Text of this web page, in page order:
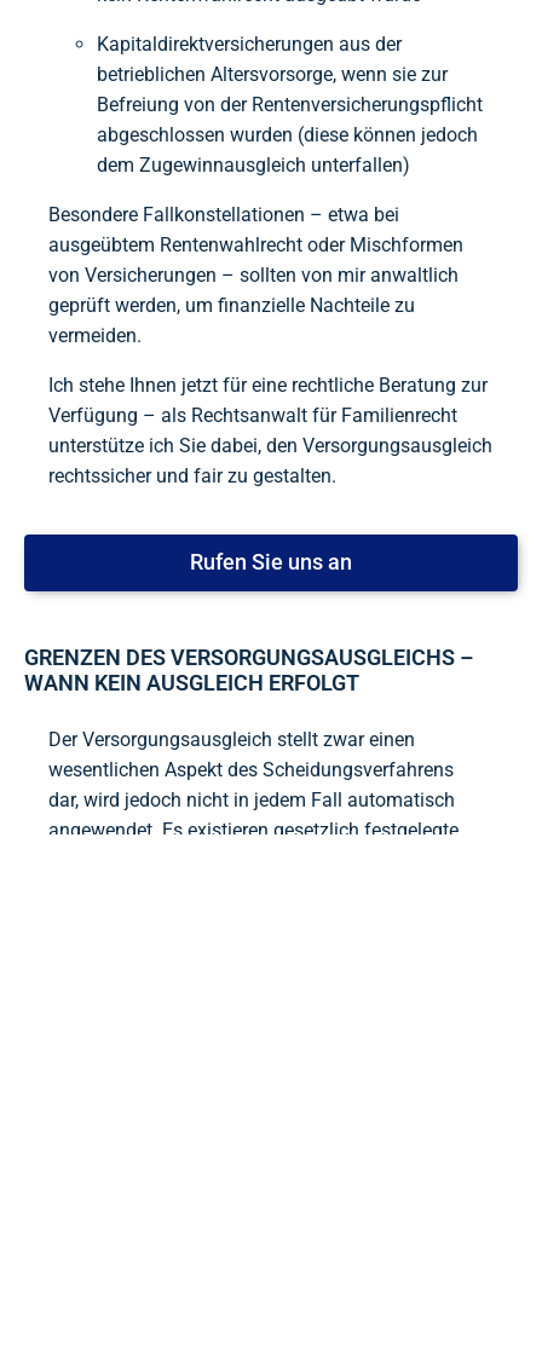
Kapitaldirektversicherungen aus der
betrieblichen Altersvorsorge, wenn sie zur
Befreiung von der Rentenversicherungspflicht
abgeschlossen wurden (diese können jedoch
dem Zugewinnausgleich unterfallen)
Besondere Fallkonstellationen – etwa bei
ausgeübtem Rentenwahlrecht oder Mischformen
von Versicherungen – sollten von mir anwaltlich
geprüft werden, um finanzielle Nachteile zu
vermeiden.
Ich stehe Ihnen jetzt für eine rechtliche Beratung zur
Verfügung – als Rechtsanwalt für Familienrecht
unterstütze ich Sie dabei, den Versorgungsausgleich
rechtssicher und fair zu gestalten.
Rufen Sie uns an
GRENZEN DES VERSORGUNGSAUSGLEICHS –
WANN KEIN AUSGLEICH ERFOLGT
Der Versorgungsausgleich stellt zwar einen
wesentlichen Aspekt des Scheidungsverfahrens
dar, wird jedoch nicht in jedem Fall automatisch
angewendet. Es existieren gesetzlich festgelegte